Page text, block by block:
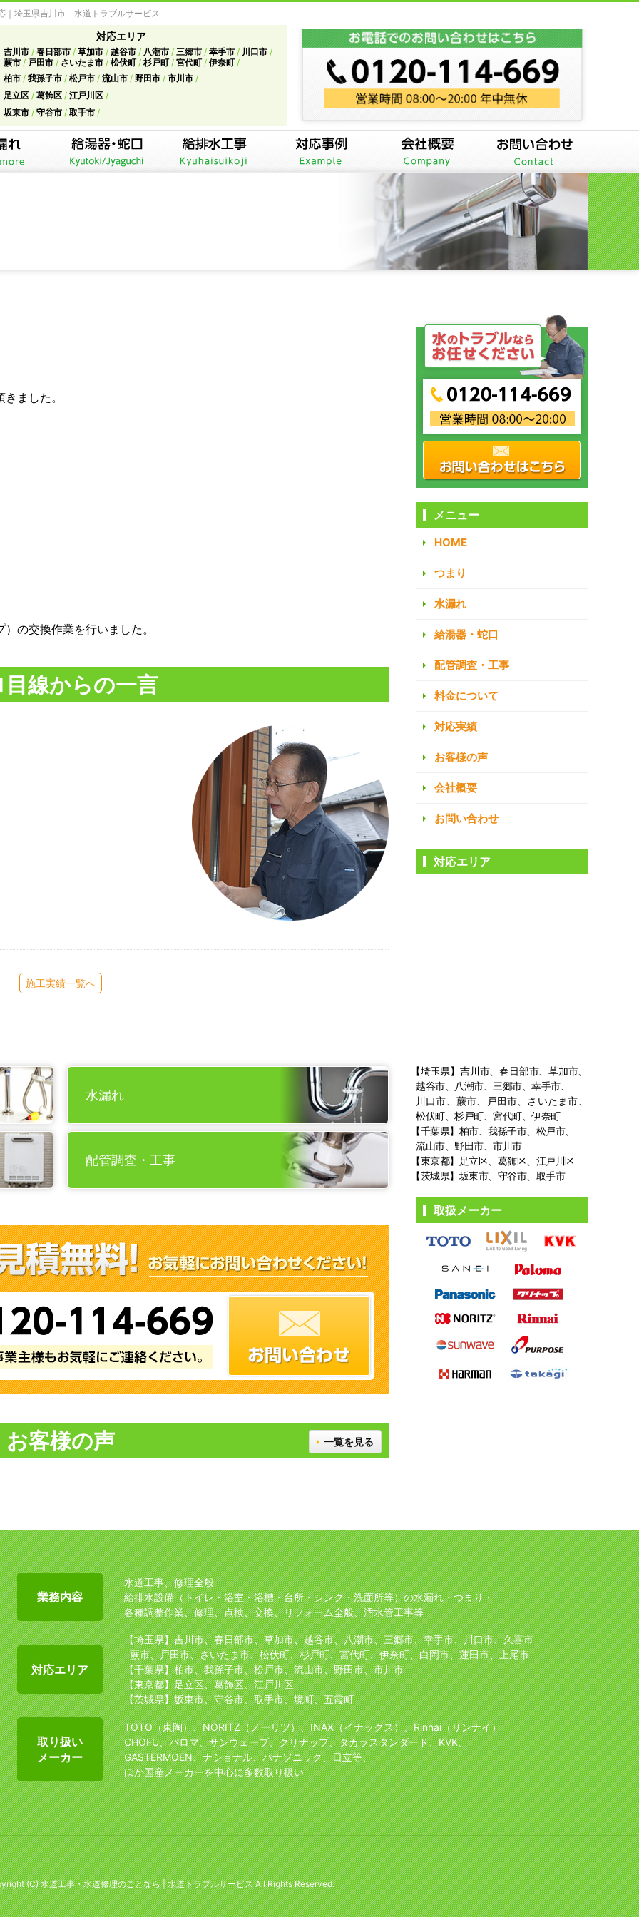
埼玉県吉川市 水道トラブルサービス
対応エリア
吉川市 春日部市 草加市 越谷市 八潮市 三郷市 幸手市
川口市
蕨市
戸田市 さいたま市 松伏町 杉戸町 宮代町
伊奈町
柏市
我孫子市 松戸市 流山市 野田市
市川市
足立区
葛飾区
江戸川区
坂東市
守谷市 取手市
ました。
の交換作業を行いました。
目線からの一言
施工実績一覧へ
水漏れ
配管調査・工事
お客様の声 一覧を見る
メニュー
HOME
つまり
水漏れ
給湯器・蛇口
配管調査・工事
料金について
対応実績
お客様の声
会社概要
お問い合わせ
対応エリア
【埼玉県】吉川市、春日部市、草加市、
越谷市、八潮市、三郷市、幸手市、
川口市、蕨市、戸田市、さいたま市、
松伏町、杉戸町、宮代町、伊奈町
【千葉県】柏市、我孫子市、松戸市、
流山市、野田市、市川市
【東京都】足立区、葛飾区、江戸川区
【茨城県】坂東市、守谷市、取手市
取扱メーカー
業務内容
水道工事、修理全般
給排水設備（トイレ・浴室・浴槽・台所・シンク・洗面所等）の水漏れ・つまり・
各種調整作業、修理、点検、交換、リフォーム全般、汚水管工事等
対応エリア
【埼玉県】吉川市、春日部市、草加市、越谷市、八潮市、三郷市、幸手市、川口市、久喜市
蕨市、戸田市、さいたま市、松伏町、杉戸町、宮代町、伊奈町、白岡市、蓮田市、上尾市
【千葉県】柏市、我孫子市、松戸市、流山市、野田市、市川市
【東京都】足立区、葛飾区、江戸川区
【茨城県】坂東市、守谷市、取手市、境町、五霞町
取り扱い
メーカー
TOTO（東陶）、NORITZ（ノーリツ）、INAX（イナックス）、Rinnai（リンナイ）
CHOFU、パロマ、サンウェーブ、クリナップ、タカラスタンダード、KVK、
GASTERMOEN、ナショナル、パナソニック、日立等、
ほか国産メーカーを中心に多数取り扱い
(C)水道工事・水道修理のことなら | 水道トラブルサービスAll Rights Reserved.